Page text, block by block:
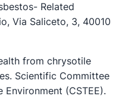
Related
Via Saliceto, 3, 40010
from chrysotile
Scientific Committee
(CSTEE).